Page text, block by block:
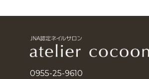
0955-25-9610